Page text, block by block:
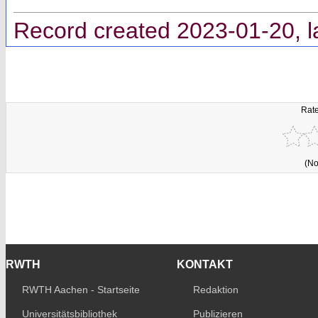
Record created 2023-01-20,
RWTH
RWTH Aachen - Startseite
Universitätsbibliothek
KONTAKT
Redaktion
Publizieren